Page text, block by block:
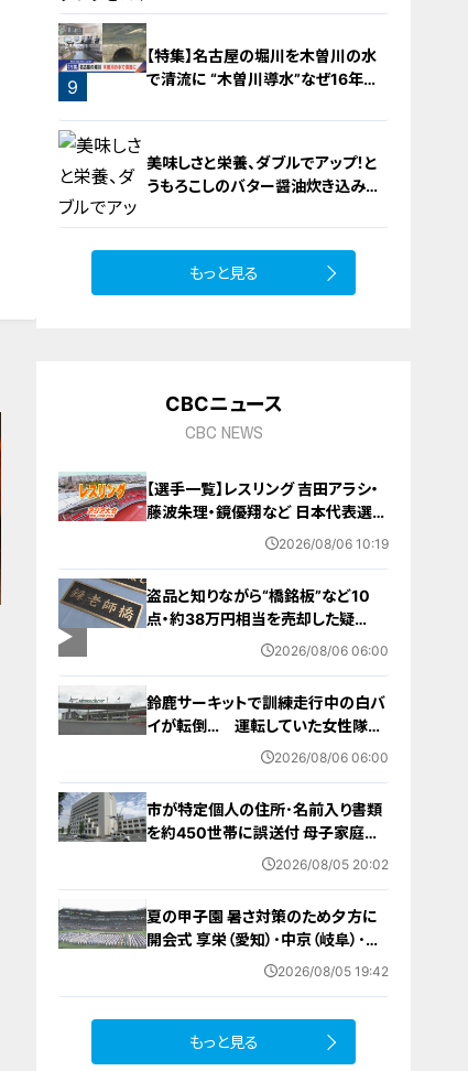
8
9
【特集】名古屋の堀川を木曽川の水
で清流に “木曽川導水”なぜ16年ぶ
美味しさと栄養、ダブルでアップ！と
うもろこしのバター醤油炊き込みご
もっと見る
CBCニュース
CBC NEWS
【選手一覧】レスリング 吉田アラシ・
藤波朱理・鏡優翔など 日本代表選手
【アジア大会 愛知･名古屋 2026】
2026/08/06 10:19
盗品と知りながら“橋銘板”など10
点・約38万円相当を売却した疑
い… 無職の男（63）を逮捕 「知り
2026/08/06 06:00
鈴鹿サーキットで訓練走行中の白バ
イが転倒… 運転していた女性隊員
（20代）が頭を打つなどして重傷
2026/08/06 06:00
市が特定個人の住所･名前入り書類
を約450世帯に誤送付 母子家庭が
医療助成費受ける更新手続きの“見
2026/08/05 20:02
夏の甲子園 暑さ対策のため夕方に
開会式 享栄（愛知）･中京（岐阜）･三
重（三重）の球児たちも晴れやかな表
2026/08/05 19:42
もっと見る